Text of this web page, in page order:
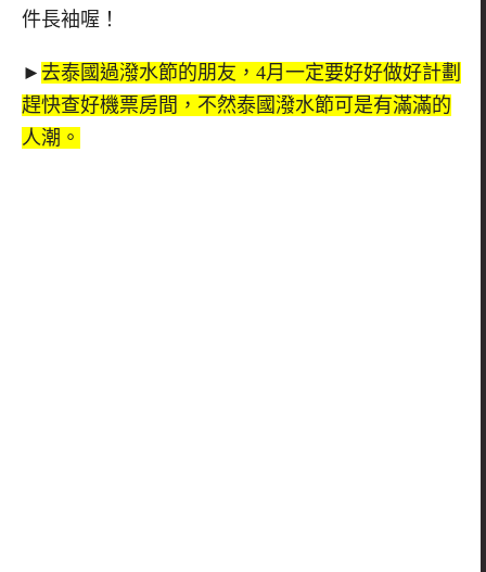
件長袖喔！
► 去泰國過潑水節的朋友，4月一定要好好做好計劃
趕快查好機票房間，不然泰國潑水節可是有滿滿的
人潮。